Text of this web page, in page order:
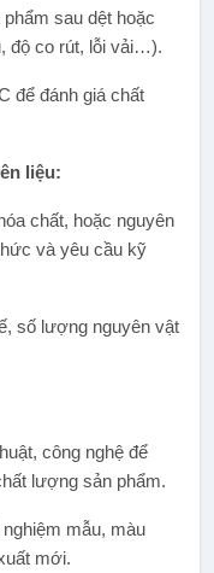
sau dệt hoặc
độ co rút, lỗi vải…).
để đánh giá chất
liệu:
chất, hoặc nguyên
và yêu cầu kỹ
số lượng nguyên vật
công nghệ để
lượng sản phẩm.
mẫu, màu
mới.